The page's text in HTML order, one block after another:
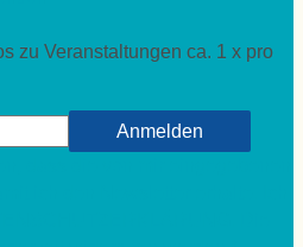
zu Veranstaltungen ca. 1 x pro